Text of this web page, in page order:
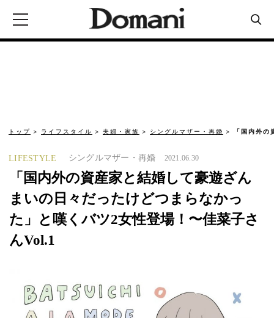
トップ ライフスタイル 夫婦・家族 シングルマザー・再婚 「国内外
LIFESTYLE シングルマザー・再婚 2021.06.30
「国内外の資産家と結婚して豪遊ざん
まいの日々だったけどつまらなかっ
た」と嘆くバツ2女性登場！〜佳菜子さ
んVol.1